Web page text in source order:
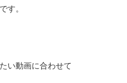
す。
い動画に合わせて